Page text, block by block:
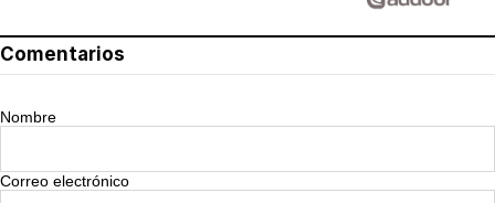
Comentarios
Nombre
Correo electrónico